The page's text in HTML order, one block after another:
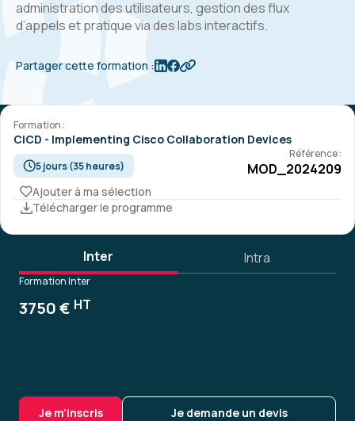
administration des utilisateurs, gestion des flux
d’appels et pratique via des labs interactifs.
Partager cette formation :
Formation :
CICD - Implementing Cisco Collaboration Devices
5 jours (35 heures)
Référence :
MOD_2024209
Ajouter à ma sélection
Télécharger le programme
Inter Intra
Formation Inter
3750 € HT
Je m'inscris Je demande un devis